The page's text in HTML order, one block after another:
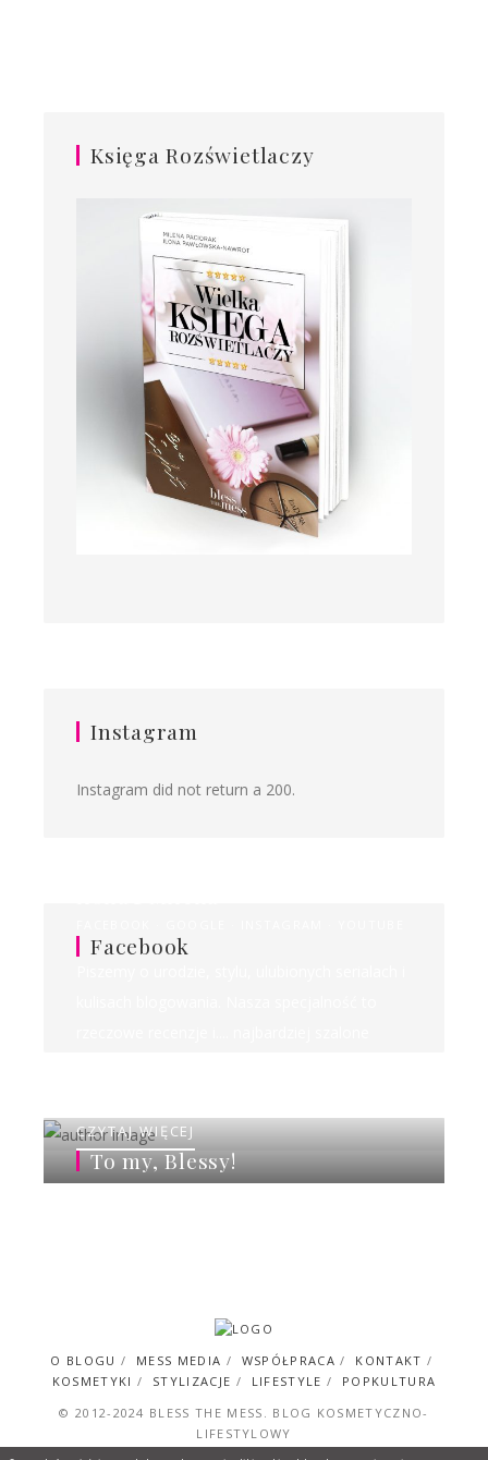
Księga Rozświetlaczy
Instagram
Instagram did not return a 200.
Facebook
To my, Blessy!
CZYTAJ WIĘCEJ
O BLOGU MESS MEDIA WSPÓŁPRACA
KONTAKT
KOSMETYKI
STYLIZACJE LIFESTYLE
POPKULTURA
© 2012-2024 BLESS THE MESS. BLOG KOSMETYCZNO-
LIFESTYLOWY